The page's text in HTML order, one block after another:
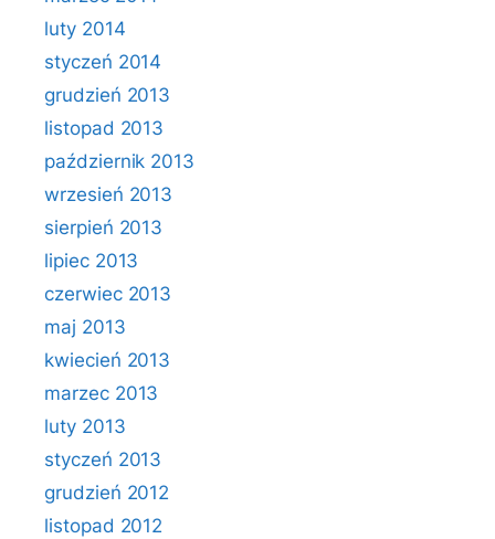
luty 2014
styczeń 2014
grudzień 2013
listopad 2013
październik 2013
wrzesień 2013
sierpień 2013
lipiec 2013
czerwiec 2013
maj 2013
kwiecień 2013
marzec 2013
luty 2013
styczeń 2013
grudzień 2012
listopad 2012